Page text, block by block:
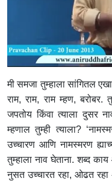
मी समजा तुम्हाला सांगितल
राम, राम, राम म्हण, बरोबर.
जपतोय किंवा त्याला दुसर
म्हणाल तुम्ही त्याला?
उच्चारण आणि नामस्मरण
तुम्हाला नाव घेताना. शब्द
नुसत उच्चारत रहा, ओढत